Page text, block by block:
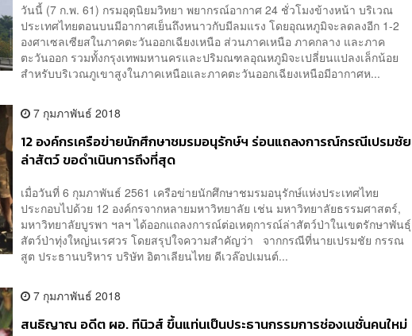
วันนี้ (7 ก.พ. 61) กรมอุตุนิยมวิทยา พยากรณ์อากาศ 24 ชั่วโมงข้างหน้า บริเวณ
ประเทศไทยตอนบนมีอากาศเย็นถึงหนาวกับมีลมแรง โดยอุณหภูมิจะลดลงอีก 1-2
องศาเซลเซียสในภาคตะวันออกเฉียงเหนือ ส่วนภาคเหนือ ภาคกลาง และภาค
ตะวันออก รวมทั้งกรุงเทพมหานครและปริมณฑลอุณหภูมิจะเปลี่ยนแปลงเล็กน้อย
สำหรับบริเวณภูเขาสูงในภาคเหนือและภาคตะวันออกเฉียงเหนือมีอากาศห...
7 กุมภาพันธ์ 2018
12 องค์กรเครือข่ายนักศึกษาชมรมอนุรักษ์ฯ ร่อนแถลงการณ์กรณีเปรมชัย
ล่าสัตว์ ขอดำเนินการถึงที่สุด
เมื่อวันที่ 6 กุมภาพันธ์ 2561 เครือข่ายนักศึกษาชมรมอนุรักษ์แห่งประเทศไทย
ประกอบไปด้วย 12 องค์กรจากหลายมหาวิทยาลัย เช่น มหาวิทยาลัยธรรมศาสตร์,
มหาวิทยาลัยบูรพา ฯลฯ ได้ออกแถลงการณ์ต่อเหตุการณ์ล่าสัตว์ป่าในเขตรักษาพันธุ์
สัตว์ป่าทุ่งใหญ่นเรศวร โดยสรุปใจความสำคัญว่า จากกรณีที่นายเปรมชัย กรรณ
สูต ประธานบริหาร บริษัท อิตาเลียนไทย ดีเวล๊อปเมนต์...
7 กุมภาพันธ์ 2018
สนธิญาณ อดีต ผอ. ทีนิวส์ ขึ้นแท่นเป็นประธานกรรมการช่องเนชั่นคนใหม่